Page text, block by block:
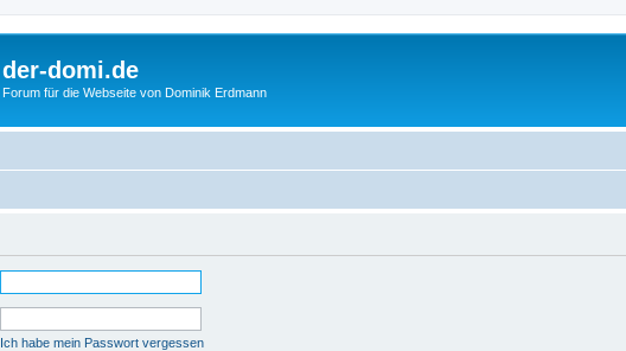
der-domi.de
Forum für die Webseite von Dominik Erdmann
Ich habe mein Passwort vergessen